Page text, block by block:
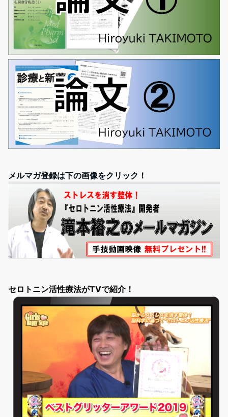
メルマガ登録は下の画像をクリック！
セロトニン活性療法がTVで紹介！